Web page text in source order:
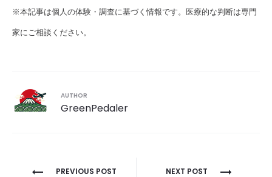
※本記事は個人の体験・調査に基づく情報です。医療的な判断は専門
家にご相談ください。
AUTHOR
GreenPedaler
PREVIOUS POST NEXT POST